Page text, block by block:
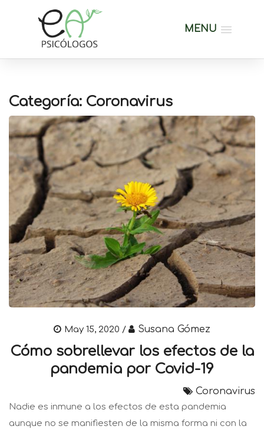
MENU
Categoría: Coronavirus
May 15, 2020 / Susana Gómez
Cómo sobrellevar los efectos de la
pandemia por Covid-19
Coronavirus
Nadie es inmune a los efectos de esta pandemia
aunque no se manifiesten de la misma forma ni con la